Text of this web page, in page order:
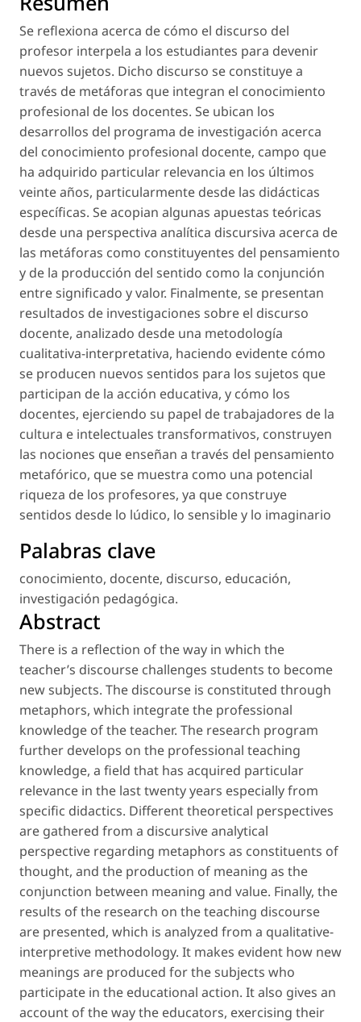
Se reflexiona acerca de cómo el discurso del
profesor interpela a los estudiantes para devenir
nuevos sujetos. Dicho discurso se constituye a
través de metáforas que integran el conocimiento
profesional de los docentes. Se ubican los
desarrollos del programa de investigación acerca
del conocimiento profesional docente, campo que
ha adquirido particular relevancia en los últimos
veinte años, particularmente desde las didácticas
específicas. Se acopian algunas apuestas teóricas
desde una perspectiva analítica discursiva acerca de
las metáforas como constituyentes del pensamiento
y de la producción del sentido como la conjunción
entre significado y valor. Finalmente, se presentan
resultados de investigaciones sobre el discurso
docente, analizado desde una metodología
cualitativa-interpretativa, haciendo evidente cómo
se producen nuevos sentidos para los sujetos que
participan de la acción educativa, y cómo los
docentes, ejerciendo su papel de trabajadores de la
cultura e intelectuales transformativos, construyen
las nociones que enseñan a través del pensamiento
metafórico, que se muestra como una potencial
riqueza de los profesores, ya que construye
sentidos desde lo lúdico, lo sensible y lo imaginario
Palabras clave
conocimiento, docente, discurso, educación,
investigación pedagógica.
Abstract
There is a reflection of the way in which the
teacher’s discourse challenges students to become
new subjects. The discourse is constituted through
metaphors, which integrate the professional
knowledge of the teacher. The research program
further develops on the professional teaching
knowledge, a field that has acquired particular
relevance in the last twenty years especially from
specific didactics. Different theoretical perspectives
are gathered from a discursive analytical
perspective regarding metaphors as constituents of
thought, and the production of meaning as the
conjunction between meaning and value. Finally, the
results of the research on the teaching discourse
are presented, which is analyzed from a qualitative-
interpretive methodology. It makes evident how new
meanings are produced for the subjects who
participate in the educational action. It also gives an
account of the way the educators, exercising their